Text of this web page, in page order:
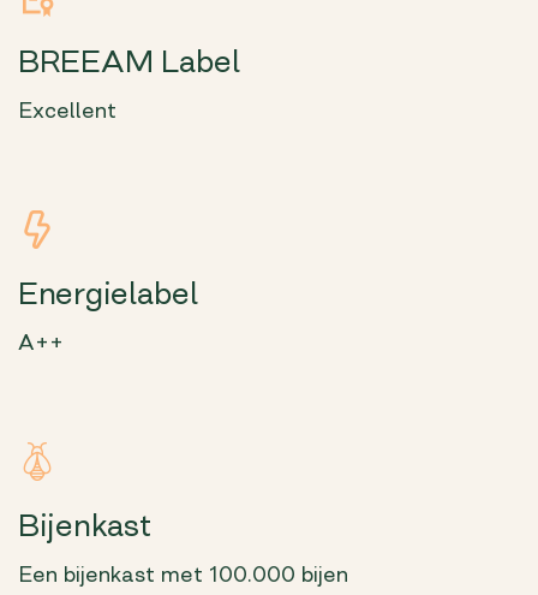
BREEAM Label
Excellent
Energielabel
A++
Bijenkast
Een bijenkast met 100.000 bijen